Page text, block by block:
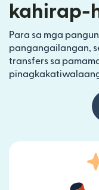
kahirap-
Para sa mga
pangangailangan,
transfers sa